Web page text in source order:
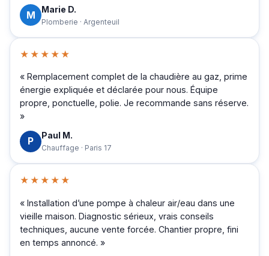
M Marie D.
Plomberie · Argenteuil
★★★★★
« Remplacement complet de la chaudière au gaz, prime
énergie expliquée et déclarée pour nous. Équipe
propre, ponctuelle, polie. Je recommande sans réserve.
»
P Paul M.
Chauffage · Paris 17
★★★★★
« Installation d’une pompe à chaleur air/eau dans une
vieille maison. Diagnostic sérieux, vrais conseils
techniques, aucune vente forcée. Chantier propre, fini
en temps annoncé. »